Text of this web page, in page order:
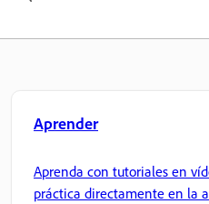
Aprender
Aprenda con tutoriales en
práctica directamente en la